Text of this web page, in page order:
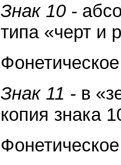
Знак 10 -
типа «черт и
Знак 11 - в
копия знака